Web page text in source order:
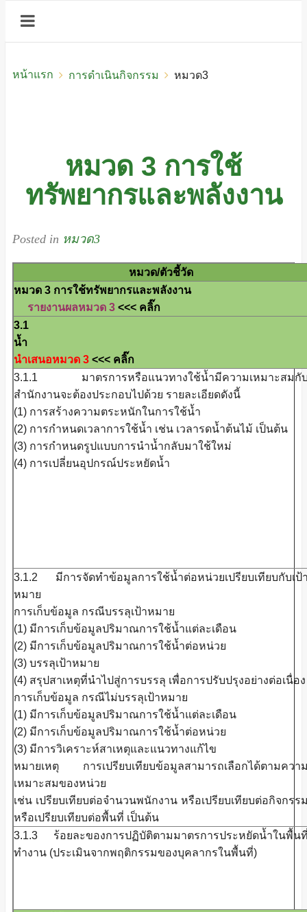
หน้าแรก การดำเนินกิจกรรม หมวด3
หมวด 3 การใช้
ทรัพยากรและพลังงาน
Posted in หมวด3
หมวด/ตัวชี้วัด
หมวด 3 การใช้ทรัพย
รายงานผลหมวด 3 <<< คลิ๊ก
3.1 ก
น้
นำเสนอหมวด 3 <<< คลิ๊ก
3.1.1 มาตรการหรือแนวทางใช้น้ำมีความเหมาะสมกั
สำนักงานจะต้องประกอบไปด้วย รายละเอียดดังนี้
(1) การสร้างความตระหนักในการใช้น้ำ
(2) การกำหนดเวลาการใช้น้ำ เช่น เวลารดน้ำต้นไม้ เป็นต้น
(3) การกำหนดรูปแบบการนำน้ำกลับมาใช้ใหม่
(4) การเปลี่ยนอุปกรณ์ประหยัดน้ำ
3.1.2 มีการจัดทำข้อมูลการใช้น้ำต่อหน่วยเปรียบเทียบกับเป้
หมาย
การเก็บข้อมูล กรณีบรรลุเป้าหมาย
(1) มีการเก็บข้อมูลปริมาณการใช้น้ำแต่ละเดือน
(2) มีการเก็บข้อมูลปริมาณการใช้น้ำต่อหน่วย
(3) บรรลุเป้าหมาย
(4) สรุปสาเหตุที่นำไปสู่การบรรลุ เพื่อการปรับปรุงอย่างต่อเนื่อง
การเก็บข้อมูล กรณีไม่บรรลุเป้าหมาย
(1) มีการเก็บข้อมูลปริมาณการใช้น้ำแต่ละเดือน
(2) มีการเก็บข้อมูลปริมาณการใช้น้ำต่อหน่วย
(3) มีการวิเคราะห์สาเหตุและแนวทางแก้ไข
หมายเหตุ การเปรียบเทียบข้อมูลสามารถเลือกได้ตามควา
เหมาะสมของหน่วย
เช่น เปรียบเทียบต่อจำนวนพนักงาน หรือเปรียบเทียบต่อกิจกรร
หรือเปรียบเทียบต่อพื้นที่ เป็นต้น
3.1.3 ร้อยละของการปฏิบัติตามมาตรการประหยัดน้ำในพื้น
ทำงาน (ประเมินจากพฤติกรรมของบุคลากรในพื้นที่)